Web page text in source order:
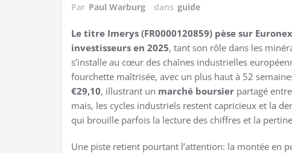
Par Paul Warburg dans guide
Le titre Imerys (FR0000120859) pèse sur
investisseurs en 2025, tant son rôle dans les
s’installe au cœur des chaînes industrielles
fourchette maîtrisée, avec un plus haut à 52
€29,10, illustrant un marché boursier partagé
mais, les cycles industriels restent capricieux et la
qui brouille parfois la lecture des chiffres et la
Une piste retient pourtant l’attention: la montée en